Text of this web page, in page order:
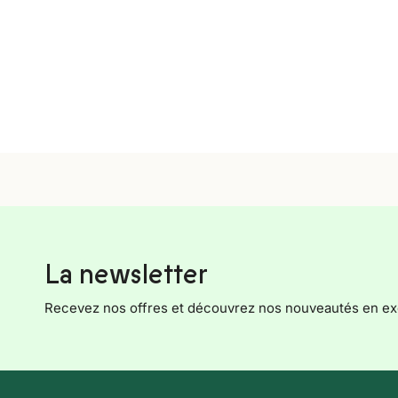
La newsletter
Recevez nos offres et découvrez nos nouveautés en